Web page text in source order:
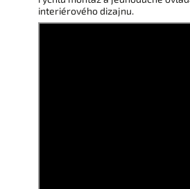
interiérového dizajnu.